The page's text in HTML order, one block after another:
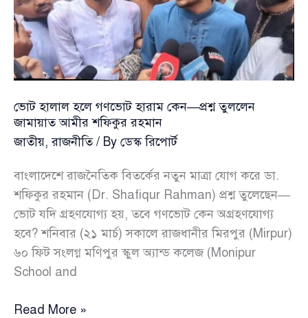
জামায়াত
আমীর
শফিকুর
রহমান
ভোট হালাল হলে গণভোট হারাম কেন—প্রশ্ন তুললেন
জামায়াত আমীর শফিকুর রহমান
জাতীয়,রাজনীতি/ By ডেস্ক রিপোর্ট
বাংলাদেশে রাজনৈতিক বিতর্কের নতুন মাত্রা যোগ করে ডা.
শফিকুর রহমান (Dr. Shafiqur Rahman) প্রশ্ন তুলেছেন—
ভোট যদি গ্রহণযোগ্য হয়, তবে গণভোট কেন অগ্রহণযোগ্য
হবে? শনিবার (২১ মার্চ) সকালে রাজধানীর মিরপুর (Mirpur)
৬০ ফিট সংলগ্ন মণিপুর স্কুল অ্যান্ড কলেজ (Monipur
School and
ভোট
Read More »